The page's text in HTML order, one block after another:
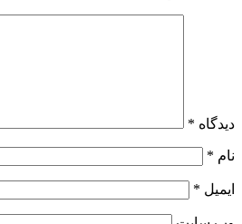
دیدگاه *
نام *
ایمیل *